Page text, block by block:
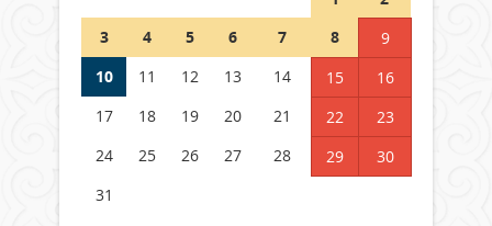
ӨТЕДІ?
06 тамыз 2026 ж. 289
3
4 5 6 7 8
9
10
11 12 13 14 15
16
17
18 19 20 21 22
23
24
25 26 27 28 29
30
31